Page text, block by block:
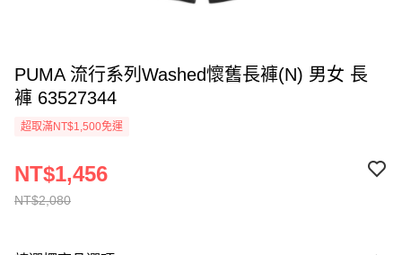
PUMA 流行系列Washed懷舊長褲(N) 男女 長
褲 63527344
超取滿NT$1,500免運
NT$2,080
NT$1,456